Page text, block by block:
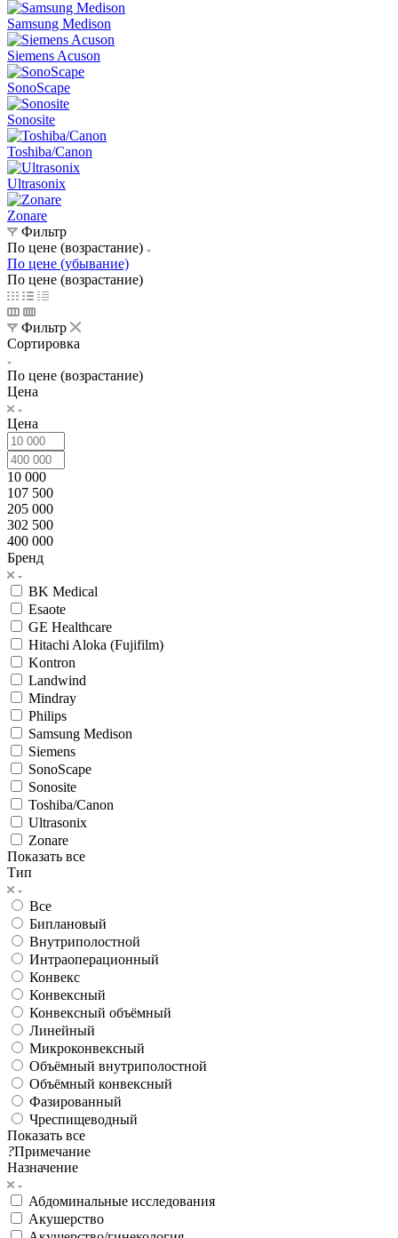
Samsung Medison
Siemens Acuson
SonoScape
Sonosite
Toshiba/Canon
Ultrasonix
Zonare
Фильтр
По цене (возрастание)
По цене (убывание)
По цене (возрастание)
Фильтр
Сортировка
По цене (возрастание)
Цена
Цена
10 000
107 500
205 000
302 500
400 000
Бренд
BK Medical
Esaote
GE Healthcare
Hitachi Aloka (Fujifilm)
Kontron
Landwind
Mindray
Philips
Samsung Medison
Siemens
SonoScape
Sonosite
Toshiba/Canon
Ultrasonix
Zonare
Показать все
Тип
Все
Биплановый
Внутриполостной
Интраоперационный
Конвекс
Конвексный
Конвексный объёмный
Линейный
Микроконвексный
Объёмный внутриполостной
Объёмный конвексный
Фазированный
Чреспищеводный
Показать все
?Примечание
Назначение
Абдоминальные исследования
Акушерство